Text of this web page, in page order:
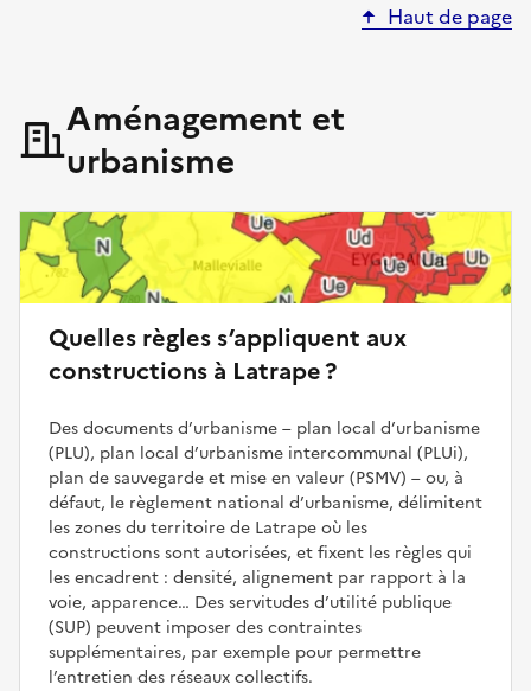
Haut de page
Aménagement et
urbanisme
Quelles règles s’appliquent aux
constructions à Latrape ?
Des documents d’urbanisme – plan local d’urbanisme
(PLU), plan local d’urbanisme intercommunal (PLUi),
plan de sauvegarde et mise en valeur (PSMV) – ou, à
défaut, le règlement national d’urbanisme, délimitent
les zones du territoire de Latrape où les
constructions sont autorisées, et fixent les règles qui
les encadrent : densité, alignement par rapport à la
voie, apparence… Des servitudes d’utilité publique
(SUP) peuvent imposer des contraintes
supplémentaires, par exemple pour permettre
l’entretien des réseaux collectifs.